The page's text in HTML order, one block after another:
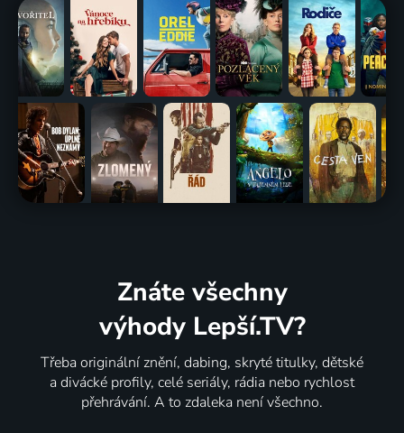
Znáte všechny
výhody Lepší.TV?
Třeba originální znění, dabing, skryté titulky, dětské
a divácké profily, celé seriály, rádia nebo rychlost
přehrávání. A to zdaleka není všechno.